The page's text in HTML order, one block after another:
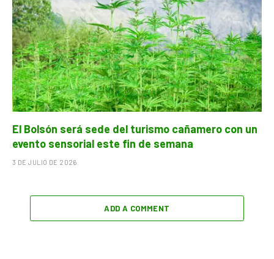
El Bolsón será sede del turismo cañamero con un
evento sensorial este fin de semana
3 DE JULIO DE 2026
ADD A COMMENT